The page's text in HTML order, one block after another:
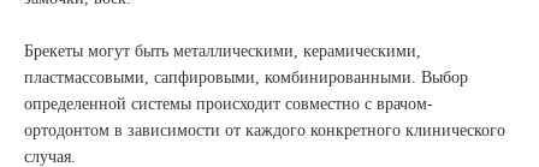
Брекеты могут быть металлическими, керамическими,
пластмассовыми, сапфировыми, комбинированными. Выбор
определенной системы происходит совместно с врачом-
ортодонтом в зависимости от каждого конкретного клинического
случая.